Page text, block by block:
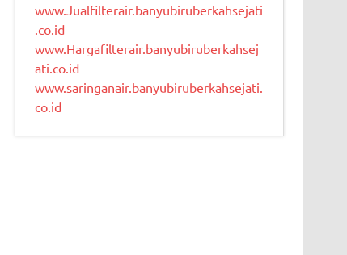
www.Jualfilterair.banyubiruberkahsejati
.co.id
www.Hargafilterair.banyubiruberkahsej
ati.co.id
www.saringanair.banyubiruberkahsejati.
co.id